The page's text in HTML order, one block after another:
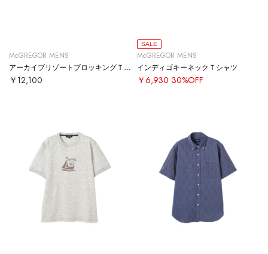
McGREGOR MENS
￥12,100
SALE
McGREGOR MENS
インディゴキーネックＴシャツ
￥6,930 30%OFF